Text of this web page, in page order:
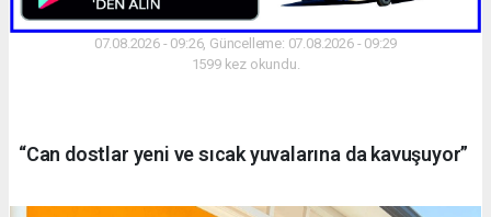
07.08.2026 - 09:26, Güncelleme: 07.08.2026 - 09:29
1599 kez okundu.
“Can dostlar yeni ve sıcak yuvalarına da kavuşuyor”